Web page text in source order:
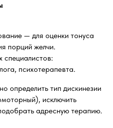
— для оценки тонуса
порций желчи.
специалистов:
психотерапевта.
определить тип дискинезии
исключить
адресную терапию.